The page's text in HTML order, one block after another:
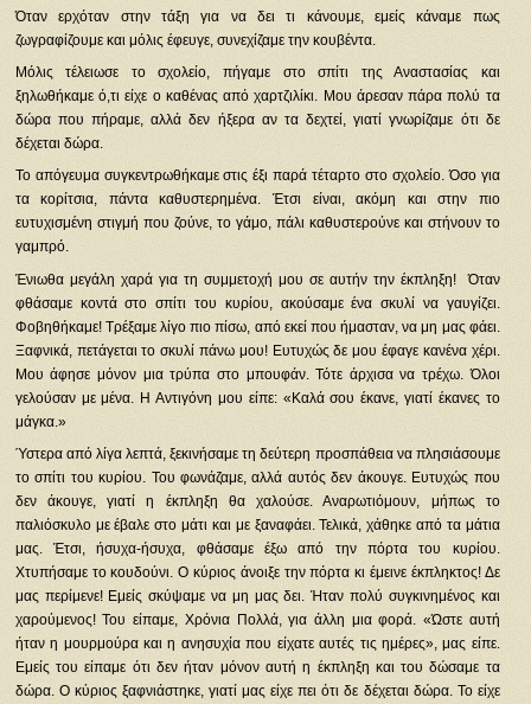
Όταν ερχόταν στην τάξη για να δει τι κάνουμε, εμείς κάναμε πως
ζωγραφίζουμε και μόλις έφευγε, συνεχίζαμε την κουβέντα.
Μόλις τέλειωσε το σχολείο, πήγαμε στο σπίτι της Αναστασίας και
ξηλωθήκαμε ό,τι είχε ο καθένας από χαρτζιλίκι. Μου άρεσαν πάρα πολύ τα
δώρα που πήραμε, αλλά δεν ήξερα αν τα δεχτεί, γιατί γνωρίζαμε ότι δε
δέχεται δώρα.
Το απόγευμα συγκεντρωθήκαμε στις έξι παρά τέταρτο στο σχολείο. Όσο για
τα κορίτσια, πάντα καθυστερημένα. Έτσι είναι, ακόμη και στην πιο
ευτυχισμένη στιγμή που ζούνε, το γάμο, πάλι καθυστερούνε και στήνουν το
γαμπρό.
Ένιωθα μεγάλη χαρά για τη συμμετοχή μου σε αυτήν την έκπληξη! Όταν
φθάσαμε κοντά στο σπίτι του κυρίου, ακούσαμε ένα σκυλί να γαυγίζει.
Φοβηθήκαμε! Τρέξαμε λίγο πιο πίσω, από εκεί που ήμασταν, να μη μας φάει.
Ξαφνικά, πετάγεται το σκυλί πάνω μου! Ευτυχώς δε μου έφαγε κανένα χέρι.
Μου άφησε μόνον μια τρύπα στο μπουφάν. Τότε άρχισα να τρέχω. Όλοι
γελούσαν με μένα. Η Αντιγόνη μου είπε: «Καλά σου έκανε, γιατί έκανες το
μάγκα.»
Ύστερα από λίγα λεπτά, ξεκινήσαμε τη δεύτερη προσπάθεια να πλησιάσουμε
το σπίτι του κυρίου. Του φωνάζαμε, αλλά αυτός δεν άκουγε. Ευτυχώς που
δεν άκουγε, γιατί η έκπληξη θα χαλούσε. Αναρωτιόμουν, μήπως το
παλιόσκυλο με έβαλε στο μάτι και με ξαναφάει. Τελικά, χάθηκε από τα μάτια
μας. Έτσι, ήσυχα-ήσυχα, φθάσαμε έξω από την πόρτα του κυρίου.
Χτυπήσαμε το κουδούνι. Ο κύριος άνοιξε την πόρτα κι έμεινε έκπληκτος! Δε
μας περίμενε! Εμείς σκύψαμε να μη μας δει. Ήταν πολύ συγκινημένος και
χαρούμενος! Του είπαμε, Χρόνια Πολλά, για άλλη μια φορά. «Ώστε αυτή
ήταν η μουρμούρα και η ανησυχία που είχατε αυτές τις ημέρες», μας είπε.
Εμείς του είπαμε ότι δεν ήταν μόνον αυτή η έκπληξη και του δώσαμε τα
δώρα. Ο κύριος ξαφνιάστηκε, γιατί μας είχε πει ότι δε δέχεται δώρα. Το είχε